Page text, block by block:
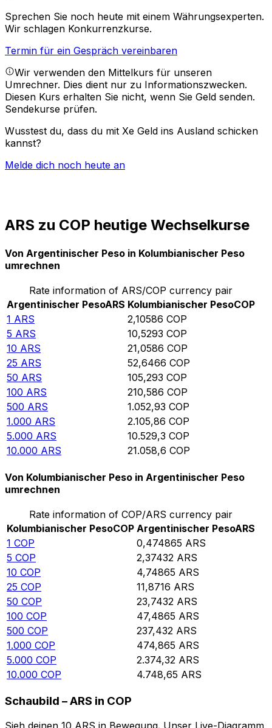
Sprechen Sie noch heute mit einem Währungsexperten.
Wir schlagen Konkurrenzkurse.
Termin für ein Gespräch vereinbaren
Wir verwenden den Mittelkurs für unseren
Umrechner. Dies dient nur zu Informationszwecken.
Diesen Kurs erhalten Sie nicht, wenn Sie Geld senden.
Sendekurse prüfen.
Wusstest du, dass du mit Xe Geld ins Ausland schicken
kannst?
Melde dich noch heute an
ARS zu COP heutige Wechselkurse
Von Argentinischer Peso in Kolumbianischer Peso
umrechnen
Rate information of ARS/COP currency pair
Argentinischer PesoARS Kolumbianischer PesoCOP
1 ARS 2,10586 COP
5 ARS 10,5293 COP
10 ARS 21,0586 COP
25 ARS 52,6466 COP
50 ARS 105,293 COP
100 ARS 210,586 COP
500 ARS 1.052,93 COP
1.000 ARS 2.105,86 COP
5.000 ARS 10.529,3 COP
10.000 ARS 21.058,6 COP
Von Kolumbianischer Peso in Argentinischer Peso
umrechnen
Rate information of COP/ARS currency pair
Kolumbianischer PesoCOP Argentinischer PesoARS
1 COP 0,474865 ARS
5 COP 2,37432 ARS
10 COP 4,74865 ARS
25 COP 11,8716 ARS
50 COP 23,7432 ARS
100 COP 47,4865 ARS
500 COP 237,432 ARS
1.000 COP 474,865 ARS
5.000 COP 2.374,32 ARS
10.000 COP 4.748,65 ARS
Schaubild – ARS in COP
Sieh deinen 10 ARS in Bewegung. Unser Live-Diagramm